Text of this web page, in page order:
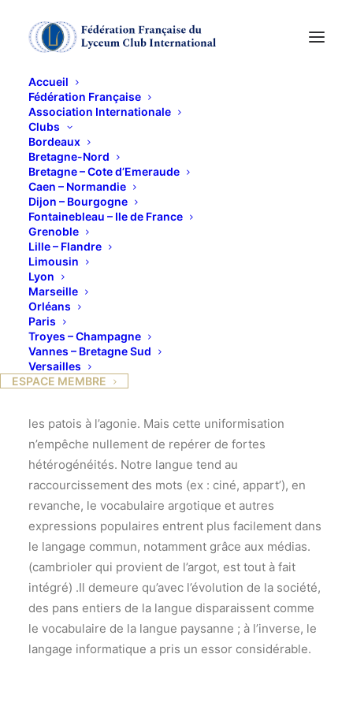
Accueil
Fédération Française
Association Internationale
Clubs
Bordeaux
Bretagne-Nord
Bretagne – Cote d’Emeraude
Caen – Normandie
Dijon – Bourgogne
Fontainebleau – Ile de France
Grenoble
Lille – Flandre
Limousin
Lyon
Marseille
Orléans
Paris
Troyes – Champagne
Vannes – Bretagne Sud
Versailles
ESPACE MEMBRE
CONFERENCE sur
l'EVOLUTION de la
LANGUE FRANCAISE
Monsieur ARSAC nous parlera sur le thème :
l’Evolution de la langue française.
les patois à l’agonie. Mais cette uniformisation
n’empêche nullement de repérer de fortes
hétérogénéités. Notre langue tend au
raccourcissement des mots (ex : ciné, appart’), en
revanche, le vocabulaire argotique et autres
expressions populaires entrent plus facilement dans
le langage commun, notamment grâce aux médias.
(cambrioler qui provient de l’argot, est tout à fait
intégré) .Il demeure qu’avec l’évolution de la société,
des pans entiers de la langue disparaissent comme
le vocabulaire de la langue paysanne ; à l’inverse, le
langage informatique a pris un essor considérable.